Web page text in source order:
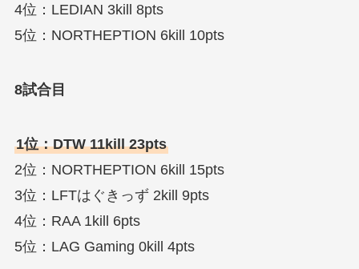
4位：LEDIAN 3kill 8pts
5位：NORTHEPTION 6kill 10pts
8試合目
1位：DTW 11kill 23pts
2位：NORTHEPTION 6kill 15pts
3位：LFTはぐきっず 2kill 9pts
4位：RAA 1kill 6pts
5位：LAG Gaming 0kill 4pts